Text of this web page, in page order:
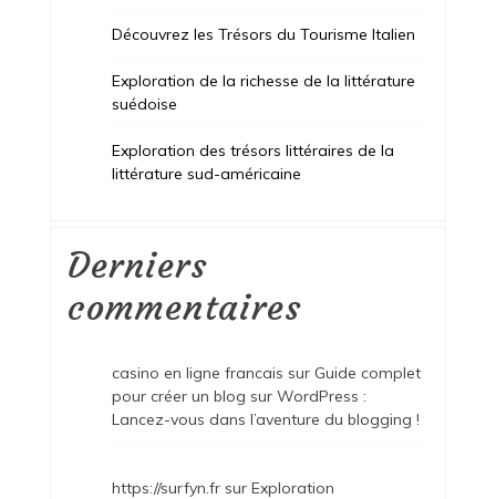
Découvrez les Trésors du Tourisme Italien
Exploration de la richesse de la littérature
suédoise
Exploration des trésors littéraires de la
littérature sud-américaine
Derniers
commentaires
casino en ligne francais sur Guide complet
pour créer un blog sur WordPress :
Lancez-vous dans l’aventure du blogging !
https://surfyn.frsur Exploration